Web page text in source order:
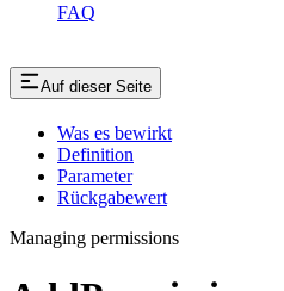
FAQ
Auf dieser Seite
Was es bewirkt
Definition
Parameter
Rückgabewert
Managing permissions